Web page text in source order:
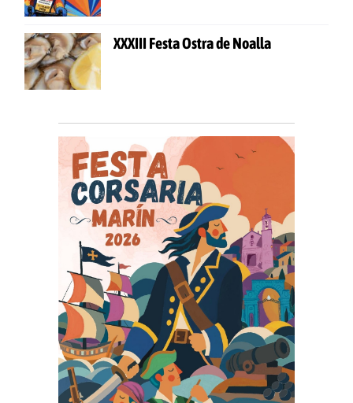
XXXIII Festa Ostra de Noalla